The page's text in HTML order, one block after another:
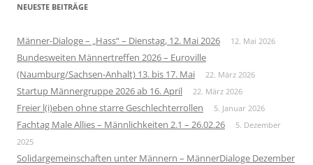
NEUESTE BEITRÄGE
Männer-Dialoge – „Hass“ – Dienstag, 12. Mai 2026 12. Mai 2026
Bundesweiten Männertreffen 2026 – Euroville
(Naumburg/Sachsen-Anhalt) 13. bis 17. Mai
22. März 2026
Startup Männergruppe 2026 ab 16. April 22. März 2026
Freier l(i)eben ohne starre Geschlechterrollen 5. Januar 2026
Fachtag Male Allies – Männlichkeiten 2.1 – 26.02.26
5. Dezember
2025
Solidargemeinschaften unter Männern – MännerDialoge Dezember